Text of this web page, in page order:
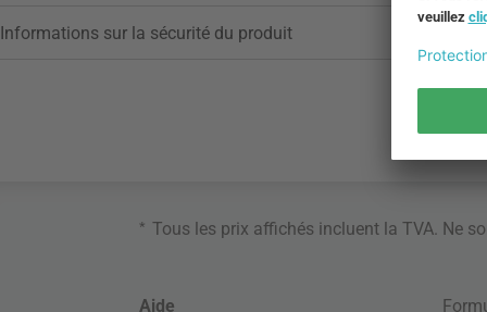
Informations sur la sécurité du produit
* Tous les prix affichés incluent la TVA. Ne
Aide